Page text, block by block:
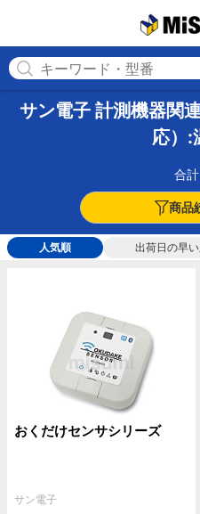
サン電子 計測機器関
応）:
合計
商品
人気順 出荷日の早
おくだけセンサシリーズ
サン電子